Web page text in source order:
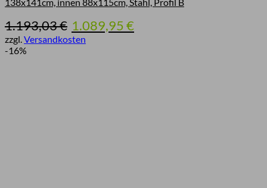
1.193,03€ Ursprünglicher
Preis
war:
1.089,95€
Preis
zzgl.Versandkosten
-16%